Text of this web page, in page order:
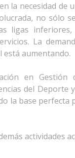
la necesidad de
no sólo
ligas inferiores,
La
aumentando.
en
del Deporte
la base